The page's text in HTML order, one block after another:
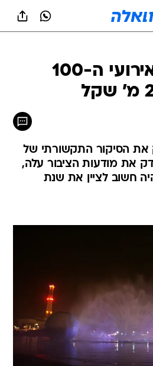
שווי חשיפת אירועי ה-100
הסיקור התקשורתי של
את מודעות הציבור עלה,
כי היה חשוב לציין את שנת